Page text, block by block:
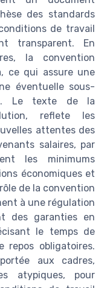
des standards
de travail
transparent. En
la convention
ce qui assure une
éventuelle sous-
Le texte de la
reflete les
attentes des
salaires, par
les minimums
économiques et
de la convention
à une régulation
des garanties en
le temps de
obligatoires.
aux cadres,
atypiques, pour